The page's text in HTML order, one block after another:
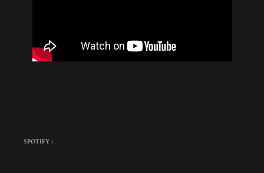
SPOTIFY :